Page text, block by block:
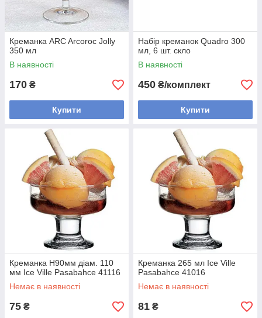
Креманка ARC Arcoroc Jolly
350 мл
В наявності
170 ₴
Купити
Набір креманок Quadro 300
мл, 6 шт. скло
В наявності
450 ₴/комплект
Купити
Креманка Н90мм діам. 110
мм Ice Ville Pasabahce 41116
Немає в наявності
75 ₴
Креманка 265 мл Ice Ville
Pasabahce 41016
Немає в наявності
81 ₴